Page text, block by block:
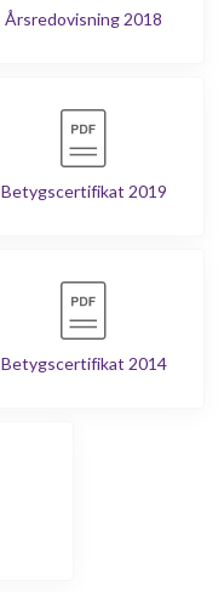
Årsredovisning 2018
Betygscertifikat 2019
Betygscertifikat 2014